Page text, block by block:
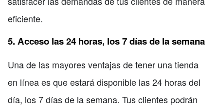
eficiente.
5. Acceso las 24 horas, los 7 días de la semana
Una de las mayores ventajas de tener una tienda
en línea es que estará disponible las 24 horas del
día, los 7 días de la semana. Tus clientes podrán